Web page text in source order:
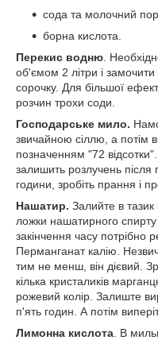
сода та молочний
борна кислота.
Перекис водню .
об'ємом 2 літри і
сорочку. Для більшої
розчин трохи соди.
Господарське мило.
звичайною сіллю, а потім
позначенням "72
залишить розлучень після
години, зробіть прання і
Нашатир. Залийте в тазик
ложки нашатирного спирту
закінчення часу потрібно
Перманганат калію.
тим не менш, він дієвий.
кілька кристаликів
рожевий колір. Залиште
п'ять годин. А потім
Лимонна кислота . В